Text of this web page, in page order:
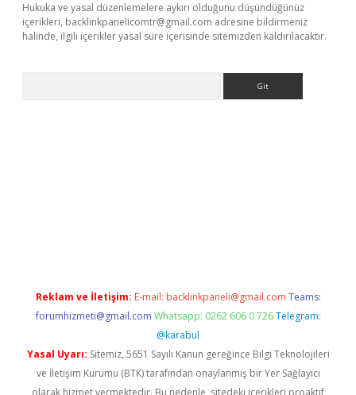
Hukuka ve yasal düzenlemelere aykırı olduğunu düşündüğünüz
içerikleri, backlinkpanelicomtr@gmail.com adresine bildirmeniz
halinde, ilgili içerikler yasal süre içerisinde sitemizden kaldırılacaktır.
Reklam ve İletişim: E-mail: backlinkpaneli@gmail.com Teams:
forumhizmeti@gmail.com Whatsapp: 0262 606 0 726 Telegram:
@karabul
Yasal Uyarı: Sitemiz, 5651 Sayılı Kanun gereğince Bilgi Teknolojileri
ve İletişim Kurumu (BTK) tarafından onaylanmış bir Yer Sağlayıcı
olarak hizmet vermektedir. Bu nedenle, sitedeki içerikleri proaktif